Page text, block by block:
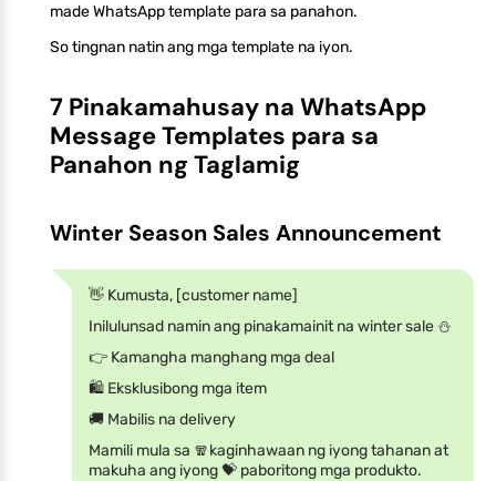
made WhatsApp template para sa panahon.
So tingnan natin ang mga template na iyon.
7 Pinakamahusay na WhatsApp
Message Templates para sa
Panahon ng Taglamig
Winter Season Sales Announcement
👋 Kumusta, [customer name]
Inilulunsad namin ang pinakamainit na winter sale ⛄
👉 Kamangha manghang mga deal
🛍️ Eksklusibong mga item
🚚 Mabilis na delivery
Mamili mula sa 🧣kaginhawaan ng iyong tahanan at
makuha ang iyong 💝 paboritong mga produkto.